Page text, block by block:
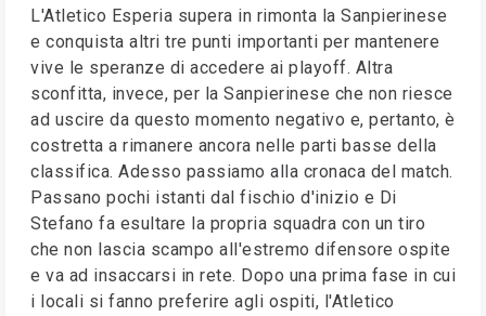
L'Atletico Esperia supera in rimonta la Sanpierinese
e conquista altri tre punti importanti per mantenere
vive le speranze di accedere ai playoff. Altra
sconfitta, invece, per la Sanpierinese che non riesce
ad uscire da questo momento negativo e, pertanto, è
costretta a rimanere ancora nelle parti basse della
classifica. Adesso passiamo alla cronaca del match.
Passano pochi istanti dal fischio d'inizio e Di
Stefano fa esultare la propria squadra con un tiro
che non lascia scampo all'estremo difensore ospite
e va ad insaccarsi in rete. Dopo una prima fase in cui
i locali si fanno preferire agli ospiti, l'Atletico